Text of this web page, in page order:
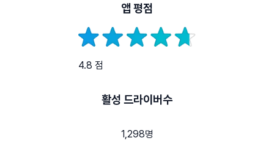
앱 평점
4.8 점
활성 드라이버수
1,298명